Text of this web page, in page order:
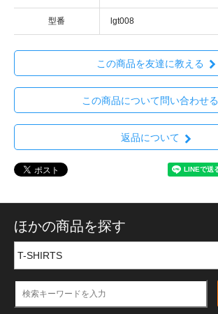
型番 lgt008
この商品を友達に教える
この商品について問い合わせる
返品について
ほかの商品を探す